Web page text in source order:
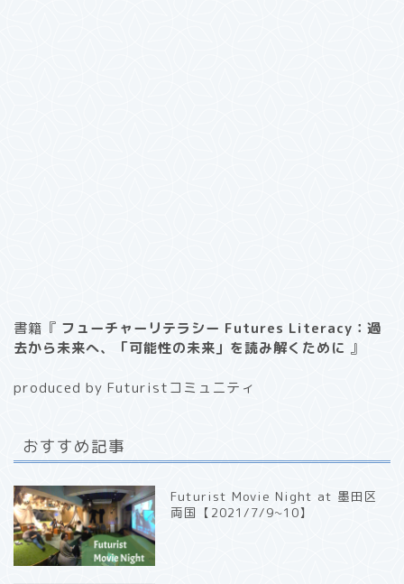
書籍『 フューチャーリテラシー Futures Literacy：過
去から未来へ、「可能性の未来」を読み解くために 』
produced by Futuristコミュニティ
おすすめ記事
Futurist Movie Night at 墨田区
両国【2021/7/9~10】